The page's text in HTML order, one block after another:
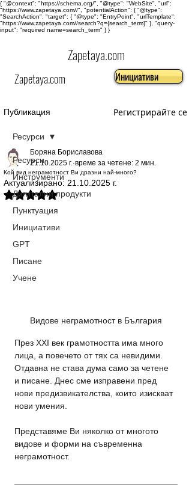
{ "@context": "https://schema.org/", "@type": "WebSite", "url":
"https://www.zapetaya.com//", "potentialAction": { "@type":
"SearchAction", "target": { "@type": "EntryPoint", "urlTemplate":
"https://www.zapetaya.com//search?q={search_term}" }, "query-
input": "required name=search_term" } }
Zapetaya.com
Zapetaya.com Инициативи
Публикация Регистрирайте се
Ресурси
Инструменти
Дигитални продукти
Пунктуация
Инициативи
GPT
Писане
Учене
Ресурси
Кой вид неграмотност Ви дразни най-много?
Боряна Бориславова
21.10.2025 г. време за четене: 2 мин.
Актуализирано: 21.10.2025 г.
Оценено с NaN от 5 звезди.
Видове неграмотност в България
През XXI век грамотността има много
лица, а повечето от тях са невидими.
Отдавна не става дума само за четене
и писане. Днес сме изправени пред
нови предизвикателства, които изискват
нови умения.
Представяме Ви няколко от многото
видове и форми на съвременна
неграмотност.